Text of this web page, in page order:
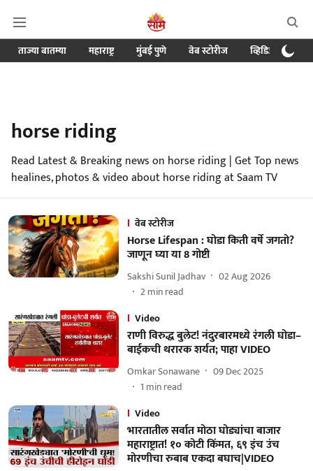
ताज्या बातम्या महाराष्ट्र मुंबई पुणे वेब स्टोरीज व्हिडिओ
horse riding
Read Latest & Breaking news on horse riding | Get Top news
healines, photos & video about horse riding at Saam TV
वेब स्टोरीज
Horse Lifespan : घोडा किती वर्षे जगतो?
जाणून घ्या या 8 गोष्टी
Sakshi Sunil Jadhav
02 Aug 2026
2min read
Video
राणी विरुद्ध बुलेट! नंदुरबारमध्ये रंगली घोडा–
बाईकची थरारक शर्यत; पाहा VIDEO
Omkar Sonawane
09 Dec 2025
1 min read
Video
भारतातील सर्वात मोठा घोड्यांचा बाजार
महाराष्ट्रात! १० कोटी किंमत, ६९ इंच उंच
मोरणीचा रुबाब एकदा बघाच|VIDEO